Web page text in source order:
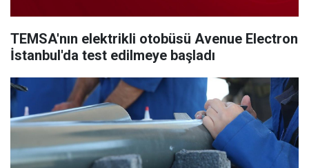
TEMSA'nın elektrikli otobüsü Avenue Electron
İstanbul'da test edilmeye başladı